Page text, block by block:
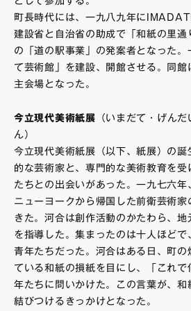
町長時代には、一九八九年に
建設省と自治省の助成で「和紙の里通
の「道の駅事業」の発案者となった
て芸術館」を建設、開館させる。同館
主会場となった。
今立現代美術紙展 （いまだて・げん
ん）
今立現代美術紙展（以下、紙展）の誕
的な芸術家と、専門的な美術教育を
たちとの出会いがあった。一九七六年
ニューヨークから帰国した前衛芸術
きた。河合は創作活動のかたわら、
を指導した。集まったのは十人ほどで
青年たちだった。河合はある日、町の
ている和紙の損紙を目にし、「これ
年たちに問いかけた。この言葉が、和
結びつけるきっかけとなった。